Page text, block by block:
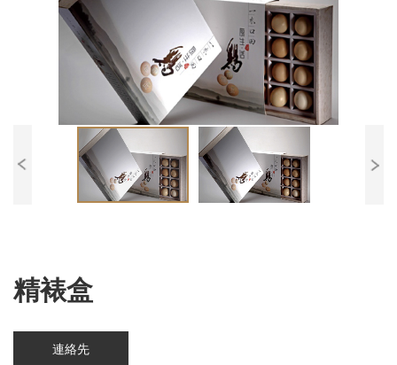
精裱盒
連絡先